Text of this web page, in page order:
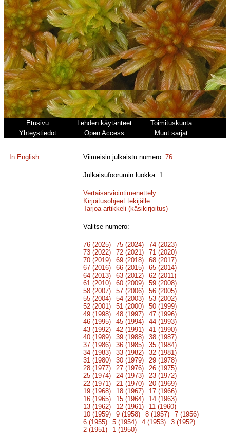
Etusivu Lehden käytänteet
Toimituskunta
Yhteystiedot
Open Access Muut sarjat
In English Viimeisin julkaistu numero:76
Julkaisufoorumin luokka: 1
Vertaisarviointimenettely
Kirjoitusohjeet tekijälle
Tarjoa artikkeli (käsikirjoitus)
Valitse numero:
76 (2025) 75 (2024)
74 (2023)
73 (2022)
72 (2021)
71 (2020)
70 (2019)
69 (2018)
68 (2017)
67 (2016)
66 (2015)
65 (2014)
64 (2013)
63 (2012)
62 (2011)
61 (2010)
60 (2009)
59 (2008)
58 (2007)
57 (2006)
56 (2005)
55 (2004)
54 (2003)
53 (2002)
52 (2001)
51 (2000)
50 (1999)
49 (1998)
48 (1997)
47 (1996)
46 (1995)
45 (1994)
44 (1993)
43 (1992)
42 (1991)
41 (1990)
40 (1989)
39 (1988)
38 (1987)
37 (1986)
36 (1985)
35 (1984)
34 (1983)
33 (1982)
32 (1981)
31 (1980)
30 (1979)
29 (1978)
28 (1977)
27 (1976)
26 (1975)
25 (1974)
24 (1973)
23 (1972)
22 (1971)
21 (1970)
20 (1969)
19 (1968)
18 (1967)
17 (1966)
16 (1965)
15 (1964)
14 (1963)
13 (1962)
12 (1961)
11 (1960)
10 (1959)
9 (1958) 8 (1957)
7 (1956)
6 (1955)
5 (1954) 4 (1953)
3 (1952)
2 (1951)
1 (1950)